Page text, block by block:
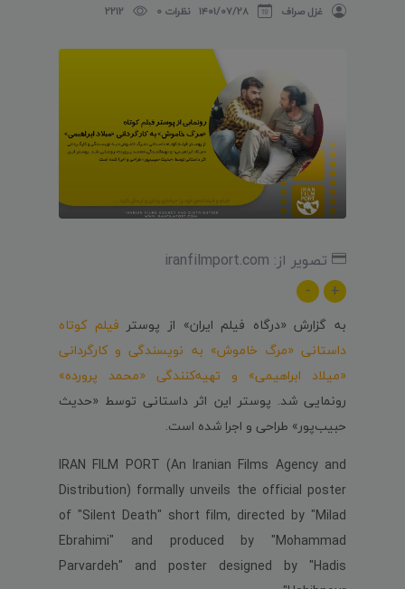
غزل صراف ۱۴۰۱/۰۷/۲۸ نظرات 0 2212
تصویر از: iranfilmport.com
+
-
به گزارش «درگاه فیلم ایران» از پوستر فیلم کوتاه
داستانی «مرگ خاموش» به نویسندگی و کارگردانی
«میلاد ابراهیمی» و تهیه‌کنندگی «محمد پرورده»
رونمایی شد. پوستر این اثر داستانی توسط «حدیث
حبیب‌پور» طراحی و اجرا شده است.
IRAN FILM PORT (An Iranian Films Agency and
Distribution) formally unveils the official poster
of "Silent Death" short film, directed by "Milad
Ebrahimi" and produced by "Mohammad
Parvardeh" and poster designed by "Hadis